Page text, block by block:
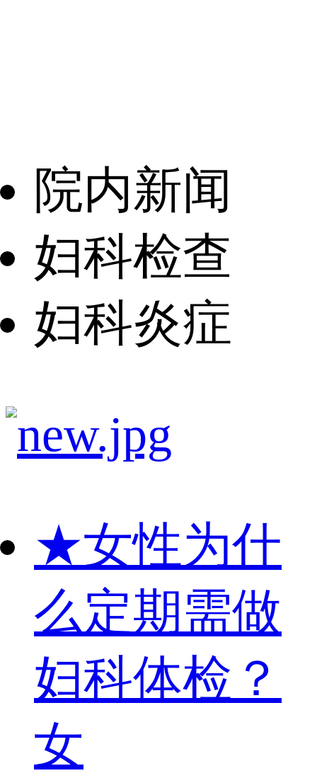
院内新闻
妇科检查
妇科炎症
★女性为什
么定期需做
妇科体检？
女